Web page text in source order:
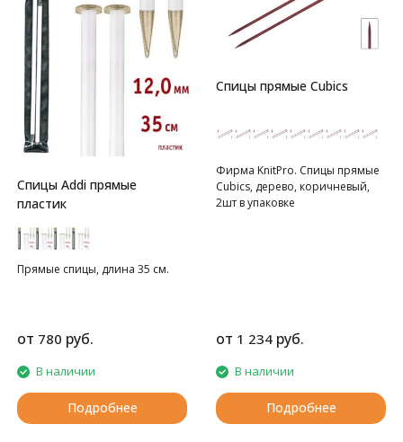
Спицы Addi прямые
пластик
Прямые спицы, длина 35 см.
от 780 руб.
В наличии
Подробнее
Спицы прямые Cubics
Фирма KnitPro. Спицы прямые
Cubics, дерево, коричневый,
2шт в упаковке
от 1 234 руб.
В наличии
Подробнее